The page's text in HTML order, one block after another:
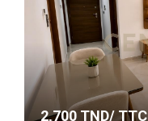
2,700 TND/ TTC